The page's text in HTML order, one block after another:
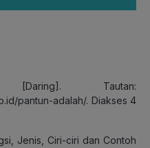
[Daring]. Tautan:
pantun-adalah/. Diakses 4
Jenis, Ciri-ciri dan Contoh